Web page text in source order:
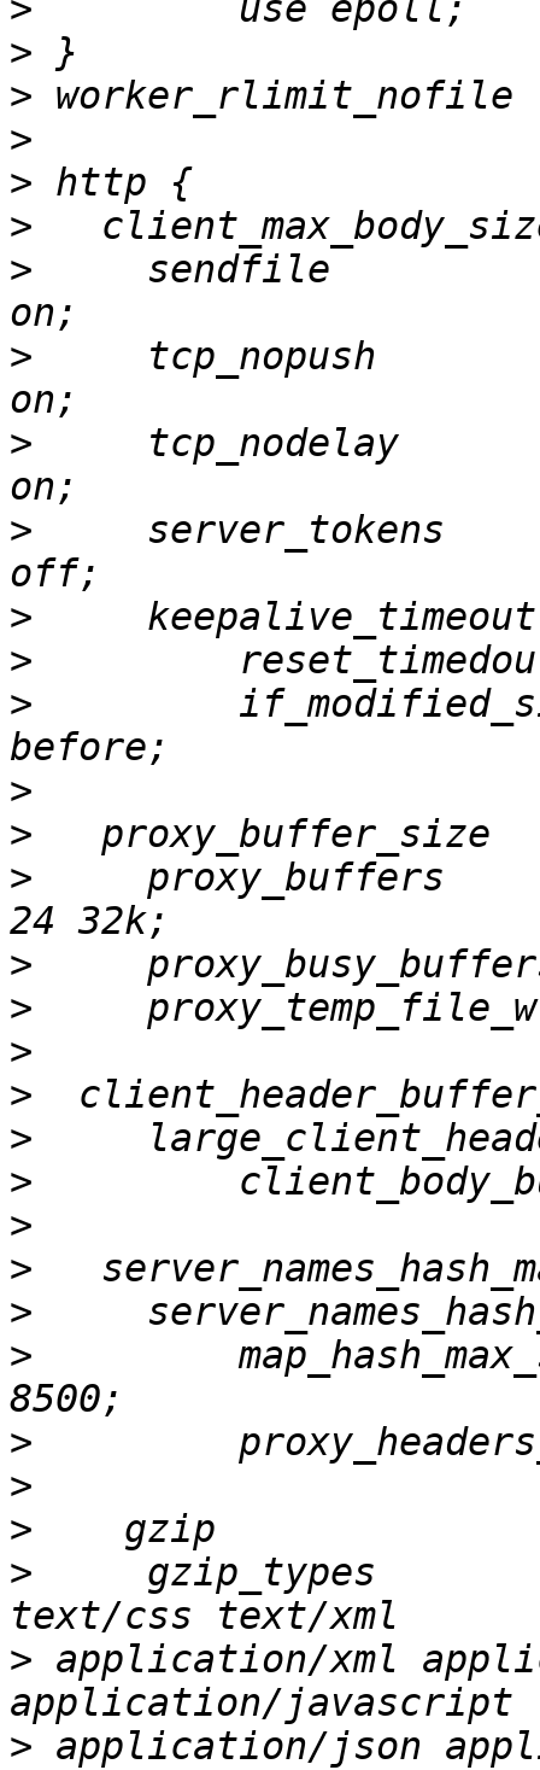
>
>
>
>
>
>
>
     sendfile
>
     tcp_nopush
>
     tcp_nodelay
>
     server_tokens
>
>
>
>
>
>
     proxy_buffers
>
>
>
>
>
>
>
>
>
>
>
>
>
>
gzip_types
> application/xml
> application/json